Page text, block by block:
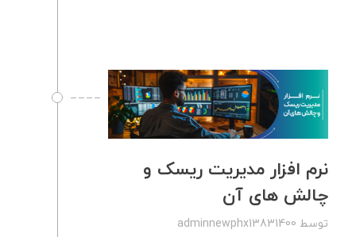
نرم افزار مدیریت ریسک و
چالش های آن
توسط adminnewphx13831400